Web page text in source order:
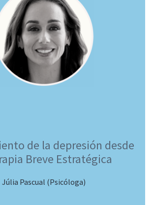
de la depresión desde
Breve Estratégica
Júlia Pascual (Psicóloga)